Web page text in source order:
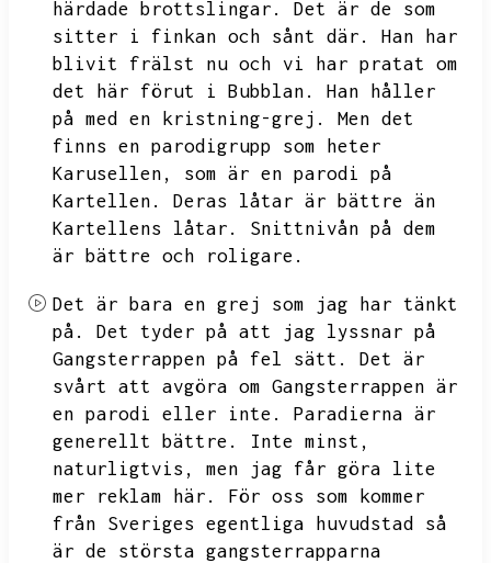
härdade brottslingar.
Det är de som
sitter i finkan och sånt där.
Han har
blivit frälst nu och vi har pratat om
det här förut i Bubblan.
Han håller
på med en kristning-grej.
Men det
finns en parodigrupp som heter
Karusellen,
som är en parodi på
Kartellen.
Deras låtar är bättre än
Kartellens låtar.
Snittnivån på dem
är bättre och roligare.
Det är bara en grej som jag har tänkt
på.
Det tyder på att jag lyssnar på
Gangsterrappen på fel sätt.
Det är
svårt att avgöra om Gangsterrappen är
en parodi eller inte.
Paradierna är
generellt bättre.
Inte minst,
naturligtvis,
men jag får göra lite
mer reklam här.
För oss som kommer
från Sveriges egentliga huvudstad så
är de största gangsterrapparna